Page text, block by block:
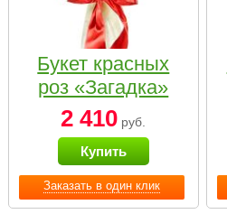
Заказать в один клик
Букет красных
роз «Загадка»
2 410 руб.
Купить